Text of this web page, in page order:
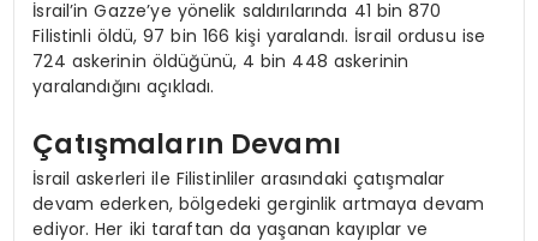
İsrail’in Gazze’ye yönelik saldırılarında 41 bin 870
Filistinli öldü, 97 bin 166 kişi yaralandı. İsrail ordusu ise
724 askerinin öldüğünü, 4 bin 448 askerinin
yaralandığını açıkladı.
Çatışmaların Devamı
İsrail askerleri ile Filistinliler arasındaki çatışmalar
devam ederken, bölgedeki gerginlik artmaya devam
ediyor. Her iki taraftan da yaşanan kayıplar ve